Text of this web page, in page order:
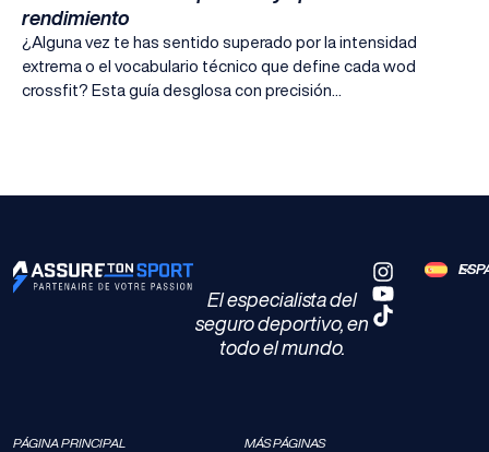
rendimiento
¿Alguna vez te has sentido superado por la intensidad
extrema o el vocabulario técnico que define cada wod
crossfit? Esta guía desglosa con precisión...
El especialista del
seguro deportivo, en
todo el mundo.
PÁGINA PRINCIPAL MÁS PÁGINAS